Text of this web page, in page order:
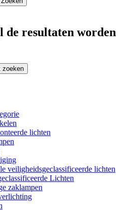
resultaten worden
zoeken
lichten
veiligheidsgeclassificeerde lichten
Lichten
zaklampen